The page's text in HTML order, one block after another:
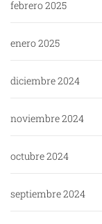
febrero 2025
enero 2025
diciembre 2024
noviembre 2024
octubre 2024
septiembre 2024